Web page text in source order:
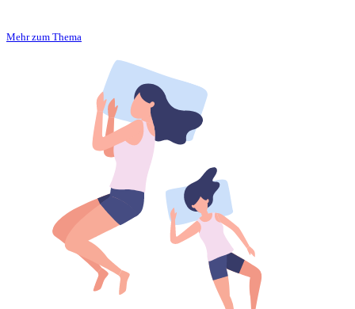
Mehr zum Thema